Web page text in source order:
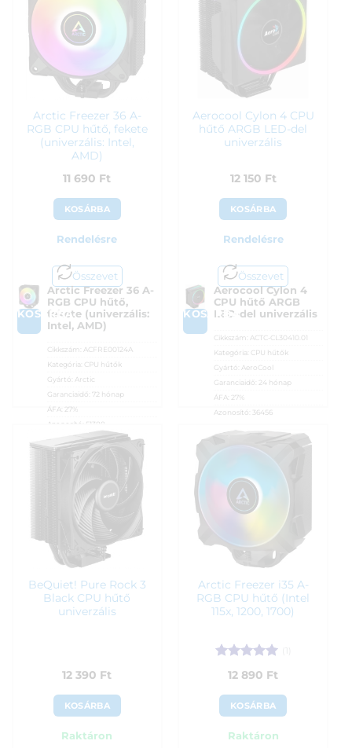
Arctic Freezer 36 A-
RGB CPU hűtő, fekete
(univerzális: Intel,
AMD)
11 690 Ft
KOSÁRBA
Rendelésre
Összevet
KOSÁRBA
Arctic Freezer 36 A-
RGB CPU hűtő,
fekete (univerzális:
Intel, AMD)
Cikkszám: ACFRE00124A
Kategória: CPU hűtők
Gyártó: Arctic
Garanciaidő:72 hónap
ÁFA:
27%
Azonosító: 51388
11 690Ft
Aerocool Cylon 4 CPU
hűtő ARGB LED-del
univerzális
12 150 Ft
KOSÁRBA
Rendelésre
Összevet
KOSÁRBA
Aerocool Cylon 4
CPU hűtő ARGB
LED-del univerzális
Cikkszám: ACTC-CL30410.01
Kategória: CPU hűtők
Gyártó: AeroCool
Garanciaidő:
24 hónap
ÁFA:
27%
Azonosító:
36456
12 150 Ft
BeQuiet! Pure Rock 3
Black CPU hűtő
univerzális
12 390 Ft
KOSÁRBA
Raktáron
Arctic Freezer i35 A-
RGB CPU hűtő (Intel
115x, 1200, 1700)
Értékelés:5
/ 512 890 Ft
KOSÁRBA
Raktáron